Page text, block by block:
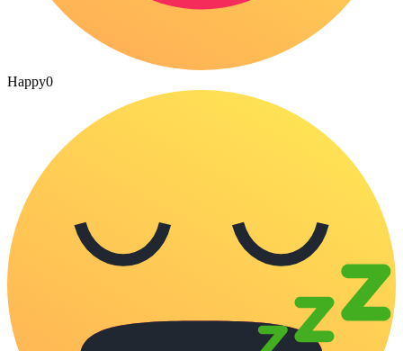
Happy0